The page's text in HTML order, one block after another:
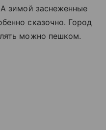
зимой заснеженные
сказочно. Город
можно пешком.